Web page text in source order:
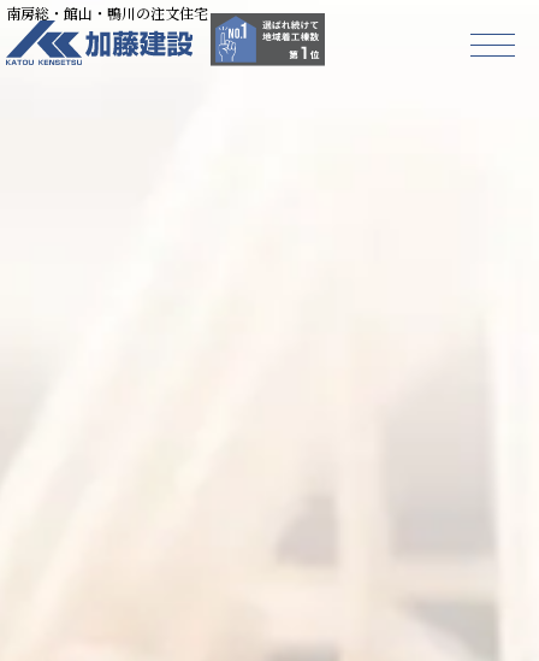
南房総・館山・鴨川の注文住宅